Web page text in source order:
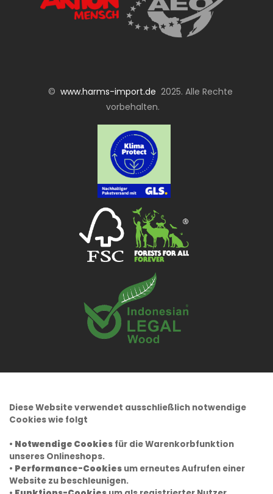
© www.harms-import.de 2025. Alle Rechte
vorbehalten.
Diese Website verwendet ausschließlich notwendige
Cookies wie folgt
• Notwendige Cookies für die Warenkorbfunktion
unseres Onlineshops.
• Performance-Cookies um erneutes Aufrufen einer
Website zu beschleunigen.